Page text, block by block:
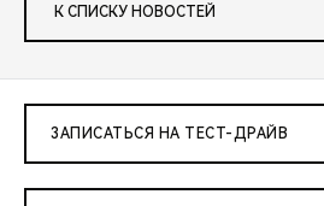
К СПИСКУ НОВОСТЕЙ
ЗАПИСАТЬСЯ НА ТЕСТ-ДРАЙВ